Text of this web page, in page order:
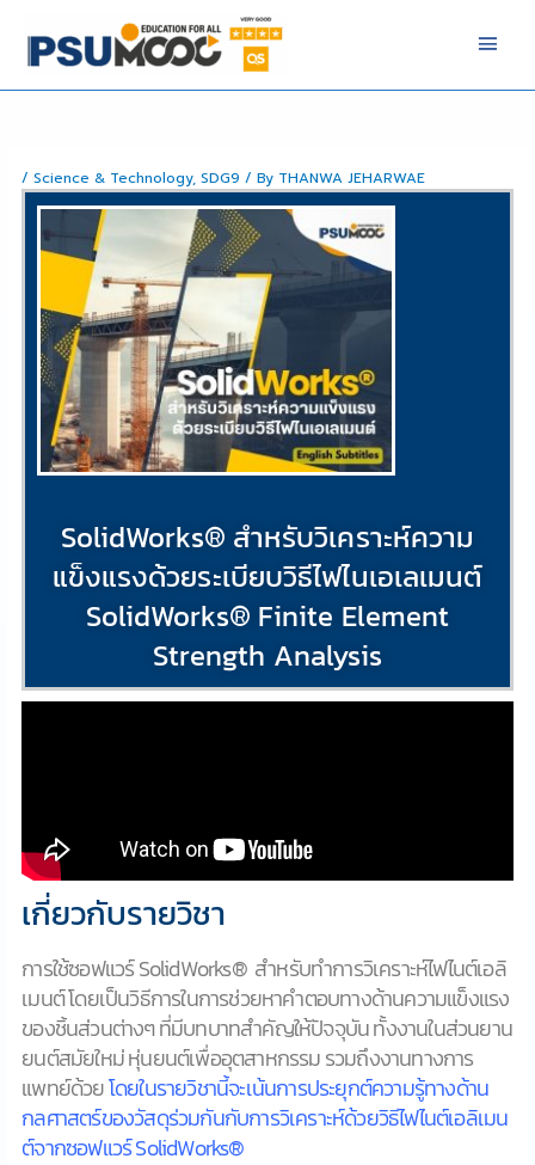
content
/Science & Technology,SDG9 / By THANWA JEHARWAE
SolidWorks® สำหรับวิเคราะห์ความ
แข็งแรงด้วยระเบียบวิธีไฟไนเอเลเมนต์
SolidWorks® Finite Element
Strength Analysis
เกี่ยวกับรายวิชา
การใช้ซอฟแวร์SolidWorks® สำหรับทำการวิเคราะห์ไฟไนต์เอลิ
เมนต์ โดยเป็นวิธีการในการช่วยหาคำตอบทางด้านความแข็งแรง
ของชิ้นส่วนต่างๆ ที่มีบทบาทสำคัญให้ปัจจุบัน ทั้งงานในส่วนยาน
ยนต์สมัยใหม่ หุ่นยนต์เพื่ออุตสาหกรรม รวมถึงงานทางการ
แพทย์ด้วยโดยในรายวิชานี้จะเน้นการประยุกต์ความรู้ทางด้าน
กลศาสตร์ของวัสดุร่วมกันกับการวิเคราะห์ด้วยวิธีไฟไนต์เอลิเมน
ต์จากซอฟแวร์ SolidWorks®